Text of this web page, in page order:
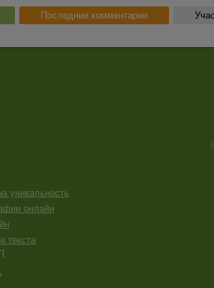
Последние комментарии
уникальность
онлайн
текста